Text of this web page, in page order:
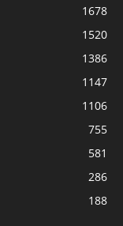
1678
1520
1386
1147
1106
755
581
286
188